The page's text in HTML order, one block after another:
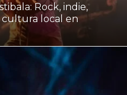
Rock, indie,
local en